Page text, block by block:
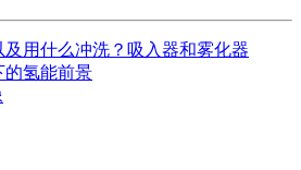
用什么冲洗？吸入器和雾化器
的氢能前景